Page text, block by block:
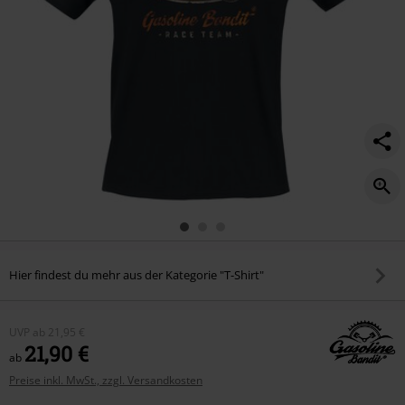
Hier findest du mehr aus der Kategorie "T-Shirt"
UVP ab 21,95 €
ab 21,90 €
Preise inkl. MwSt., zzgl. Versandkosten